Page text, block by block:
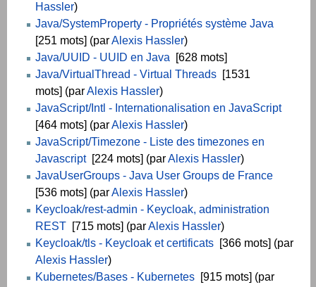
Hassler)
Java/SystemProperty - Propriétés système Java
[251 mots] (parAlexis Hassler)
Java/UUID - UUID en Java [628 mots]
Java/VirtualThread - Virtual Threads [1531
mots] (parAlexis Hassler)
JavaScript/Intl - Internationalisation en JavaScript
[464 mots] (parAlexis Hassler)
JavaScript/Timezone - Liste des timezones en
Javascript[224 mots] (parAlexis Hassler)
JavaUserGroups - Java User Groups de France
[536 mots] (parAlexis Hassler)
Keycloak/rest-admin - Keycloak, administration
REST [715 mots] (parAlexis Hassler)
Keycloak/tls - Keycloak et certificats [366 mots] (par
Alexis Hassler)
Kubernetes/Bases - Kubernetes [915 mots] (par